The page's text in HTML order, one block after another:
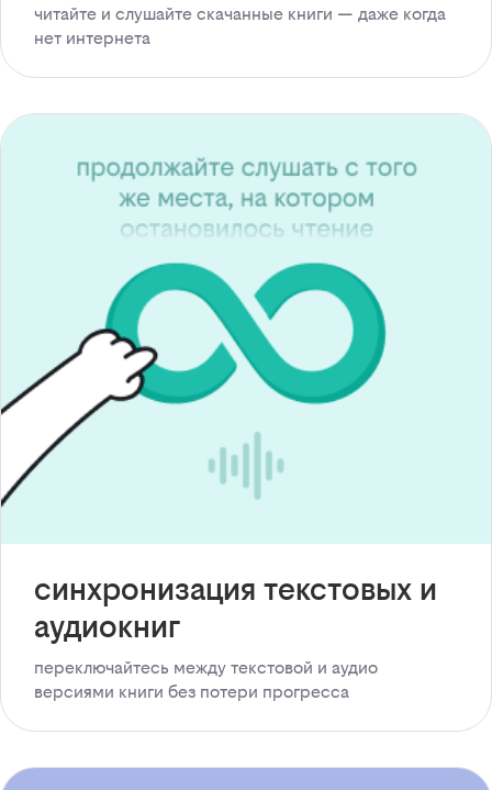
читайте и слушайте скачанные книги — даже когда
нет интернета
синхронизация текстовых и
аудиокниг
переключайтесь между текстовой и аудио
версиями книги без потери прогресса